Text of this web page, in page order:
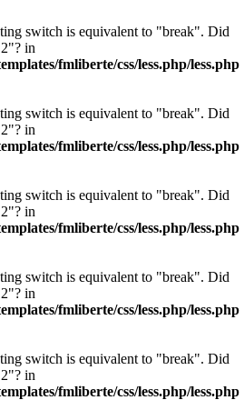
switch is equivalent to "break". Did
in
fmliberte/css/less.php/less.php
switch is equivalent to "break". Did
in
fmliberte/css/less.php/less.php
switch is equivalent to "break". Did
in
fmliberte/css/less.php/less.php
switch is equivalent to "break". Did
in
fmliberte/css/less.php/less.php
switch is equivalent to "break". Did
in
fmliberte/css/less.php/less.php